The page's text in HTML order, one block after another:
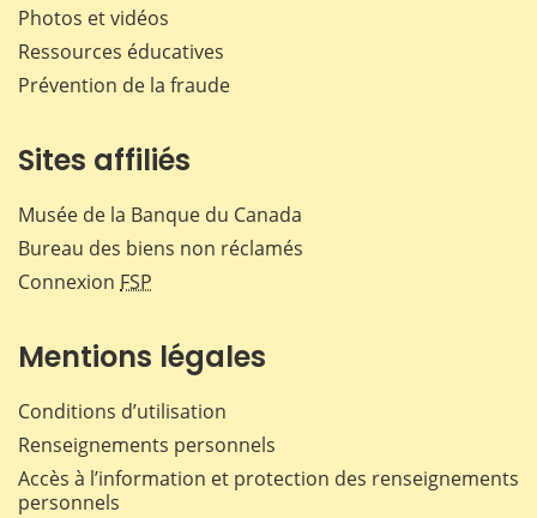
Photos et vidéos
Ressources éducatives
Prévention de la fraude
Sites affiliés
Musée de la Banque du Canada
Bureau des biens non réclamés
Connexion FSP
Mentions légales
Conditions d’utilisation
Renseignements personnels
Accès à l’information et protection des renseignements
personnels